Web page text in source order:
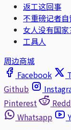
返工这回事
不重磅记者
女人没有国家
工具人
周边商城
Facebook
Github
Pinterest
Whatsapp